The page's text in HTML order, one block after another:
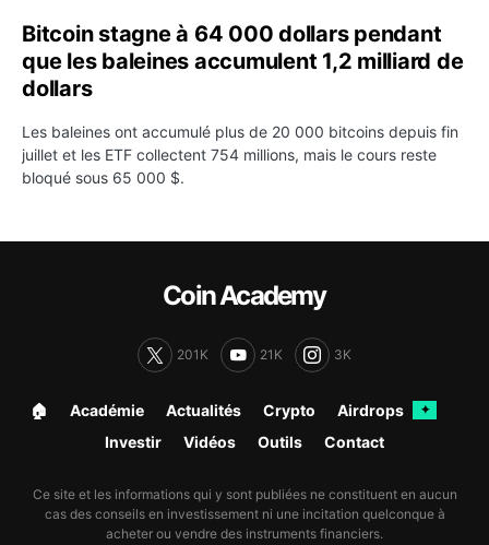
Bitcoin stagne à 64 000 dollars pendant
que les baleines accumulent 1,2 milliard de
dollars
Les baleines ont accumulé plus de 20 000 bitcoins depuis fin
juillet et les ETF collectent 754 millions, mais le cours reste
bloqué sous 65 000 $.
Coin Academy
201K 21K 3K
🏠︎ Académie Actualités Crypto Airdrops ✦
Investir Vidéos Outils Contact
Ce site et les informations qui y sont publiées ne constituent en aucun
cas des conseils en investissement ni une incitation quelconque à
acheter ou vendre des instruments financiers.